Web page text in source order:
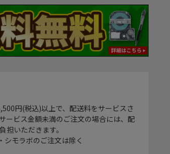
円(税込)以上で、配送料をサービスさ
ービス金額未満のご注文の場合には、配
担いただきます。
モラボのご注文は除く